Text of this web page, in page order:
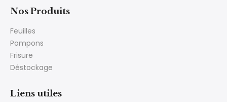
Nos Produits
Feuilles
Pompons
Frisure
Déstockage
Liens utiles